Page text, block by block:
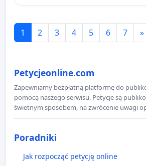
1 2 3 4 5 6 7 »
Petycjeonline.com
Zapewniamy bezpłatną platformę do
pomocą naszego serwisu. Petycje są
świetnym sposobem, na zwrócenie uwagi
Poradniki
Jak rozpocząć petycję online